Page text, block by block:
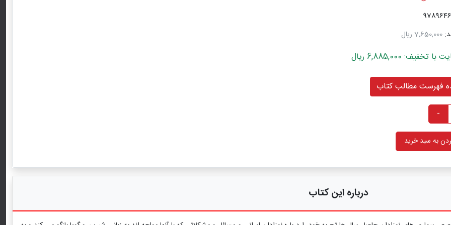
7,650,000 ریال
6,885,000 ریال
فهرست مطالب کتاب
-
به سبد خرید
درباره این کتاب